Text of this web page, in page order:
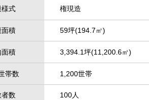
様式 権現造
面積 59坪(194.7㎡)
面積 3,394.1坪(11,200.6㎡)
帯数 1,200世帯
数 100人